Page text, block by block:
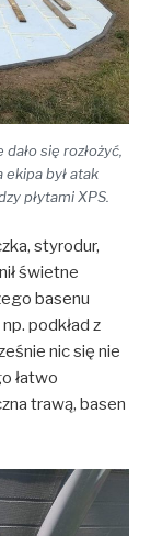
się rozłożyć,
był atak
płytami XPS.
styrodur,
świetne
basenu
podkład z
nic się nie
łatwo
trawą, basen